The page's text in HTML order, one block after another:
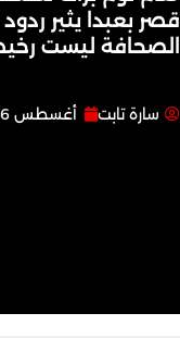
قصر بعبدا يثير
الصحافة ليست
سارة تابت أغسطس 26, 2025